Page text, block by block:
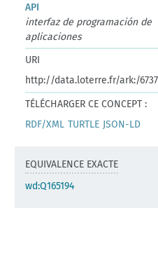
API
interfaz de programación de
aplicaciones
URI
http://data.loterre.fr/ark:/
TÉLÉCHARGER CE CONCEPT :
RDF/XML TURTLE JSON-LD
EQUIVALENCE EXACTE
wd:Q165194